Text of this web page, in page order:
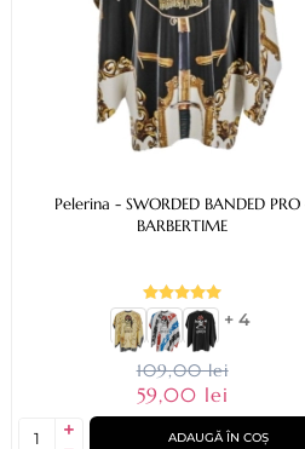
Pelerina - SWORDED BANDED PRO -
BARBERTIME
+ 4
109,00 lei
59,00 lei
ADAUGĂ ÎN COȘ